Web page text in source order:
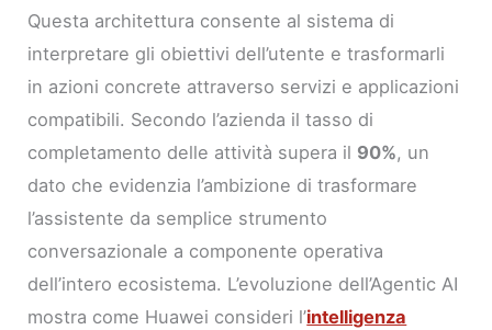
Questa architettura consente al sistema di
interpretare gli obiettivi dell’utente e trasformarli
in azioni concrete attraverso servizi e applicazioni
compatibili. Secondo l’azienda il tasso di
completamento delle attività supera il 90%, un
dato che evidenzia l’ambizione di trasformare
l’assistente da semplice strumento
conversazionale a componente operativa
dell’intero ecosistema. L’evoluzione dell’Agentic AI
mostra come Huawei consideri l’intelligenza